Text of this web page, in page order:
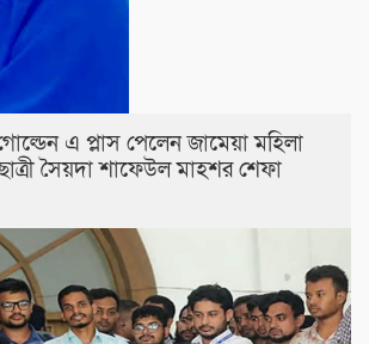
এ প্লাস পেলেন জামেয়া মহিলা
সৈয়দা শাফেউল মাহশর শেফা